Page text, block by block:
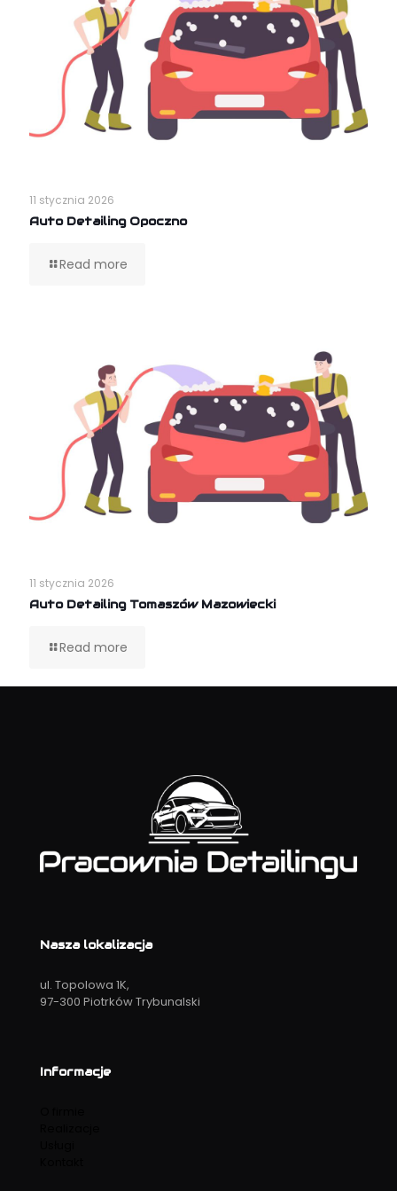
11 stycznia 2026
Auto Detailing Opoczno
Read more
11 stycznia 2026
Auto Detailing Tomaszów Mazowiecki
Read more
Nasza lokalizacja
ul. Topolowa 1K,
97-300 Piotrków Trybunalski
Informacje